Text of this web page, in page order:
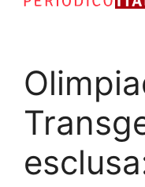
contenuto